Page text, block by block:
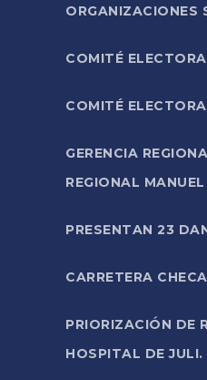
ORGANIZACIONES
COMITÉ
COMITÉ
GERENCIA
REGIONAL
PRESENTAN 23
CARRETERA
PRIORIZACIÓN DE
HOSPITAL DE JULI.